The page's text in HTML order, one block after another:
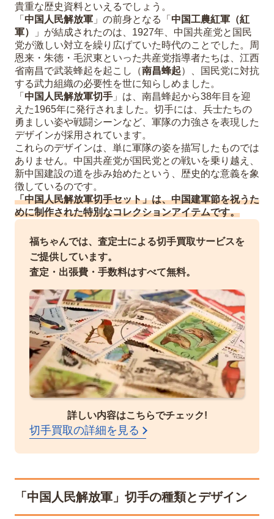
貴重な歴史資料といえるでしょう。
「 中国人民解放軍 」の前身となる「 中国工農紅軍（紅
軍）
」が結成されたのは、1927年、中国共産党と国民
党が激しい対立を繰り広げていた時代のことでした。周
恩来・朱徳・毛沢東といった共産党指導者たちは、江西
省南昌で武装蜂起を起こし（南昌蜂起）、国民党に対抗
する武力組織の必要性を世に知らしめました。
「 中国人民解放軍切手 」は、南昌蜂起から38年目を迎
えた1965年に発行されました。切手には、兵士たちの
勇ましい姿や戦闘シーンなど、軍隊の力強さを表現した
デザインが採用されています。
これらのデザインは、単に軍隊の姿を描写したものでは
ありません。中国共産党が国民党との戦いを乗り越え、
新中国建設の道を歩み始めたという、歴史的な意義を象
徴しているのです。
「中国人民解放軍切手セット」は、中国建軍節を祝うた
めに制作された特別なコレクションアイテムです。
福ちゃんでは、査定士による切手買取サービスを
ご提供しています。
査定・出張費・手数料はすべて無料。
詳しい内容はこちらでチェック!
切手買取の詳細を見る
「中国人民解放軍」切手の種類とデザイン